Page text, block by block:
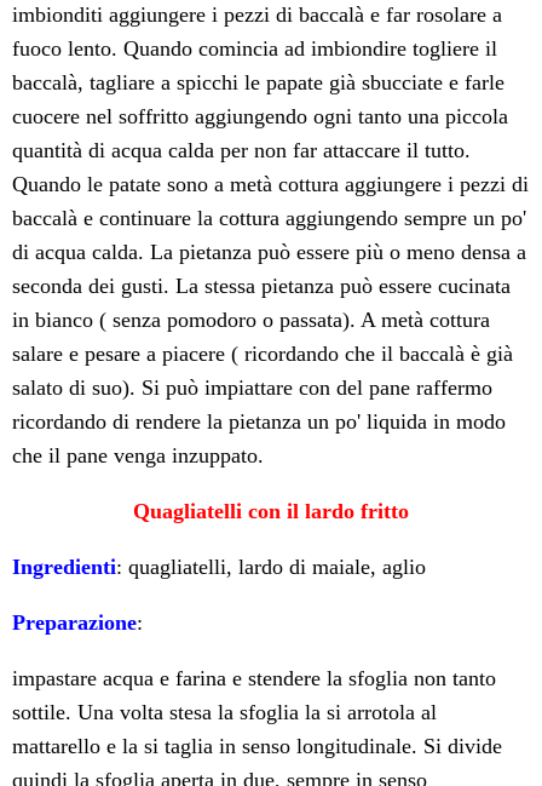
imbionditi aggiungere i pezzi di baccalà e far rosolare a
fuoco lento. Quando comincia ad imbiondire togliere il
baccalà, tagliare a spicchi le papate già sbucciate e farle
cuocere nel soffritto aggiungendo ogni tanto una piccola
quantità di acqua calda per non far attaccare il tutto.
Quando le patate sono a metà cottura aggiungere i pezzi di
baccalà e continuare la cottura aggiungendo sempre un po'
di acqua calda. La pietanza può essere più o meno densa a
seconda dei gusti. La stessa pietanza può essere cucinata
in bianco ( senza pomodoro o passata). A metà cottura
salare e pesare a piacere ( ricordando che il baccalà è già
salato di suo). Si può impiattare con del pane raffermo
ricordando di rendere la pietanza un po' liquida in modo
che il pane venga inzuppato.
Quagliatelli con il lardo fritto
Ingredienti: quagliatelli, lardo di maiale, aglio
Preparazione:
impastare acqua e farina e stendere la sfoglia non tanto
sottile. Una volta stesa la sfoglia la si arrotola al
mattarello e la si taglia in senso longitudinale. Si divide
quindi la sfoglia aperta in due, sempre in senso